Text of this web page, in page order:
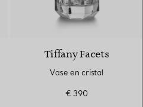
Tiffany Facets
Vase en cristal
€ 390